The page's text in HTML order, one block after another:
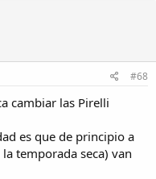
#68
cambiar las Pirelli
es que de principio a
temporada seca) van